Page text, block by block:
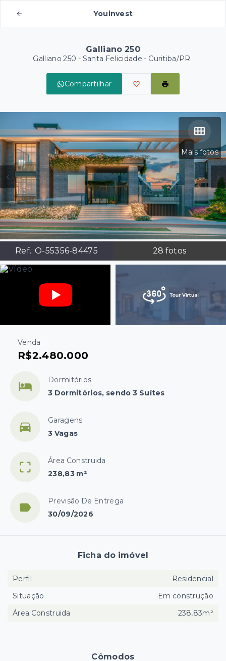
Youinvest
Galliano 250
Galliano 250 - Santa Felicidade - Curitiba/PR
Compartilhar
Mais fotos
Ref.:O-55356-84475 28 fotos
Venda
R$2.480.000
Dormitórios
3 Dormitórios, sendo 3 Suítes
Garagens
3 Vagas
Área Construida
238,83 m²
Previsão De Entrega
30/09/2026
Cômodos
Ficha do imóvel
Perfil
Residencial
Situação
Em construção
Área Construida
238,83m²